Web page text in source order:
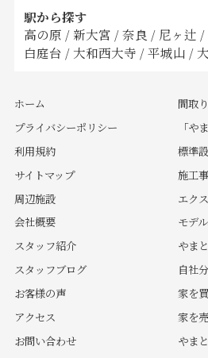
駅から探す
高の原 / 新大宮 / 奈良 / 尼ヶ辻 /
白庭台 / 大和西大寺 / 平城山 /
ホーム
プライバシーポリシー
利用規約
サイトマップ
周辺施設
会社概要
スタッフ紹介
スタッフブログ
お客様の声
アクセス
お問い合わせ
間取
「や
標準
施工
エク
モデ
やま
自社
家を
家を
やま